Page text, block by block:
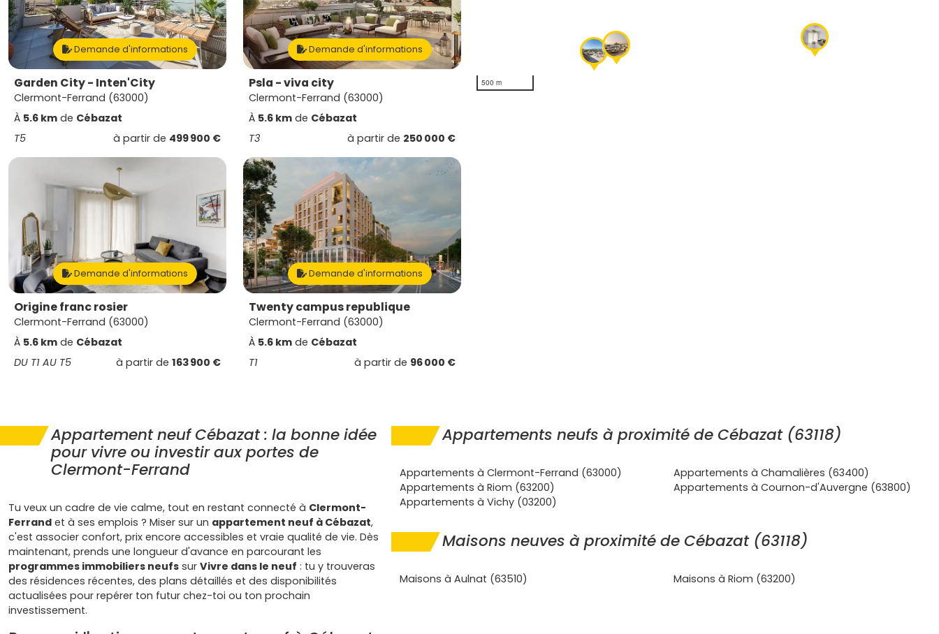
Demande d'informations
Garden City - Inten'City
Clermont-Ferrand (63000)
À 5.6 km de Cébazat
T5
à partir de 499 900 €
Demande d'informations
Psla - viva city
Clermont-Ferrand (63000)
À 5.6 km de Cébazat
T3
à partir de 250 000 €
Demande d'informations
Origine franc rosier
Clermont-Ferrand (63000)
À 5.6 km de Cébazat
DU T1 AU T5
à partir de 163 900 €
Demande d'informations
Twenty campus republique
Clermont-Ferrand (63000)
À 5.6 km de Cébazat
T1
à partir de 96 000 €
500 m
Appartement neuf Cébazat : la bonne idée
pour vivre ou investir aux portes de
Clermont-Ferrand
Tu veux un cadre de vie calme, tout en restant connecté à Clermont-
Ferrand et à ses emplois ? Miser sur un appartement neuf à Cébazat,
c'est associer confort, prix encore accessibles et vraie qualité de vie. Dès
maintenant, prends une longueur d'avance en parcourant les
programmes immobiliers neufs sur Vivre dans le neuf : tu y trouveras
des résidences récentes, des plans détaillés et des disponibilités
actualisées pour repérer ton futur chez-toi ou ton prochain
investissement.
Appartements neufs à proximité de Cébazat (63118)
Appartements à Clermont-Ferrand (63000)
Appartements à Chamalières (63400)
Appartements à Riom (63200)
Appartements à Cournon-d'Auvergne (63800)
Appartements à Vichy (03200)
Maisons neuves à proximité de Cébazat (63118)
Maisons à Aulnat (63510) Maisons à Riom (63200)